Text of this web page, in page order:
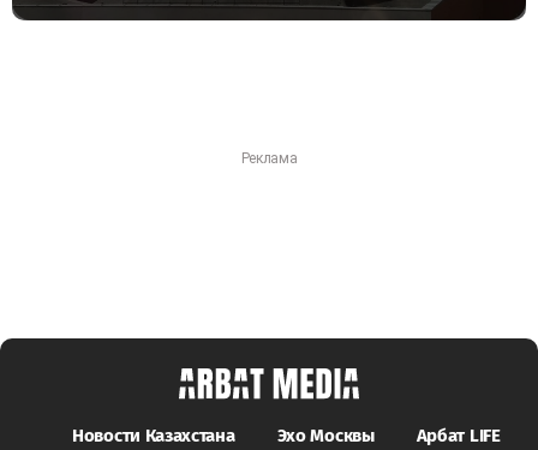
Новости Казахстана Эхо Москвы Арбат LIFE